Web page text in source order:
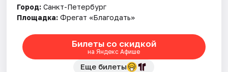
Город: Санкт-Петербург
Площадка: Фрегат «Благодать»
Билеты со скидкой
на Яндекс Афише
Еще билеты